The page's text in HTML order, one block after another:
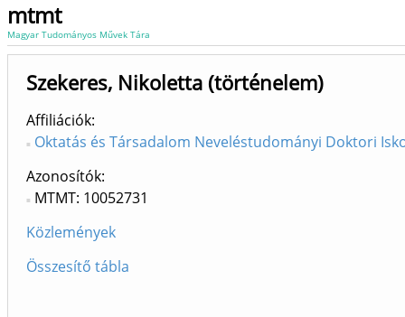
mtmt
Magyar Tudományos Művek Tára
Szekeres, Nikoletta (történelem)
Affiliációk
Oktatás és Társadalom Neveléstudományi Doktori
Azonosítók
MTMT: 10052731
Közlemények
Összesítő tábla